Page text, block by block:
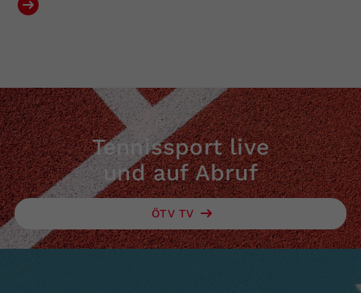
Tennissport live
und auf Abruf
ÖTV TV